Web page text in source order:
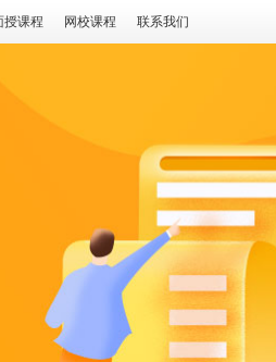
授课程 网校课程 联系我们